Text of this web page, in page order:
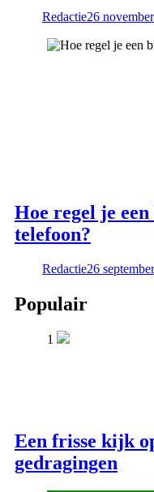
Redactie26
Hoe regel je
telefoon?
Redactie26
Populair
1
Een frisse kijk
gedragingen